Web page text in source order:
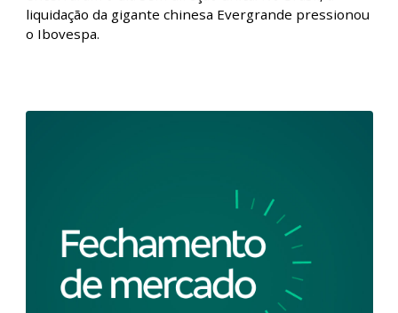
Fechamento de Mercado - Com China no
radar, Ibovespa descola do exterior e
Fique por dentro de tudo que aconteceu no mercado